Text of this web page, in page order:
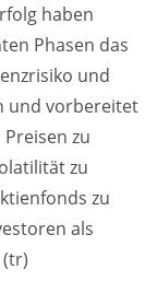
haben
Phasen das
und
und vorbereitet
zu
zu
zu
als